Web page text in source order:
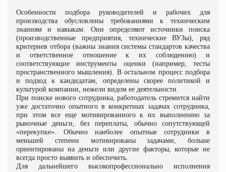
Особенности подбора руководителей и рабочих для
производства обусловлены требованиями к техническим
знаниям и навыкам. Они определяют источники поиска
(производственные предприятия, технические ВУЗы), ряд
критериев отбора (важны знания системы стандартов качества
и ответственное отношение к их соблюдению) и
соответствующие инструменты оценки (например, тесты
пространственного мышления). В остальном процесс подбора
и подход к кандидатам, определены скорее политикой и
культурой компании, нежели видом ее деятельности.
При поиске нового сотрудника, работодатель стремится найти
уже достаточно опытного в конкретных задачах сотрудника,
при этом все еще мотивированного к их выполнению за
рыночные деньги, без переплаты, обычно сопутствующей
«перекупке». Обычно наиболее опытные сотрудники в
меньшей степени мотивированы задачами, больше
ориентированы на деньги или другие факторы, которые не
всегда просто выявить и обеспечить.
Для дальнейшего высокопрофессионально исполнения